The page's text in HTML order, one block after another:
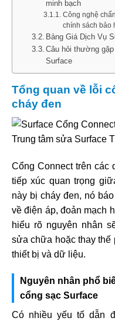
minh bạch
Công nghệ
chính sách bảo
Bảng Giá Dịch Vụ
Câu hỏi thường
Surface
Tổng quan về lỗi
cháy đen
Cổng Connect trên các
tiếp xúc quan trọng
này bị cháy đen, nó
về điện áp, đoản mạch
hiểu rõ nguyên nhân
sửa chữa hoặc thay thế
thiết bị và dữ liệu.
Nguyên nhân phổ
cổng sạc Surface
Có nhiều yếu tố dẫn